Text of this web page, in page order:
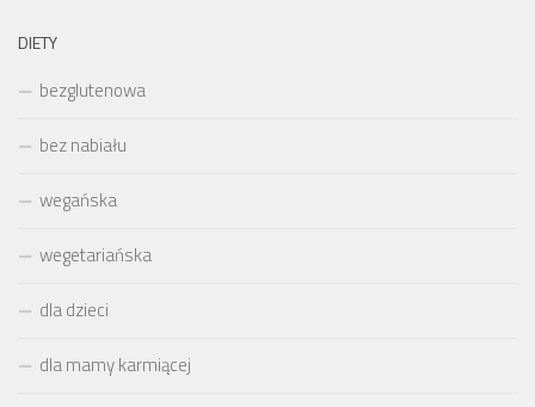
DIETY
bezglutenowa
bez nabiału
wegańska
wegetariańska
dla dzieci
dla mamy karmiącej